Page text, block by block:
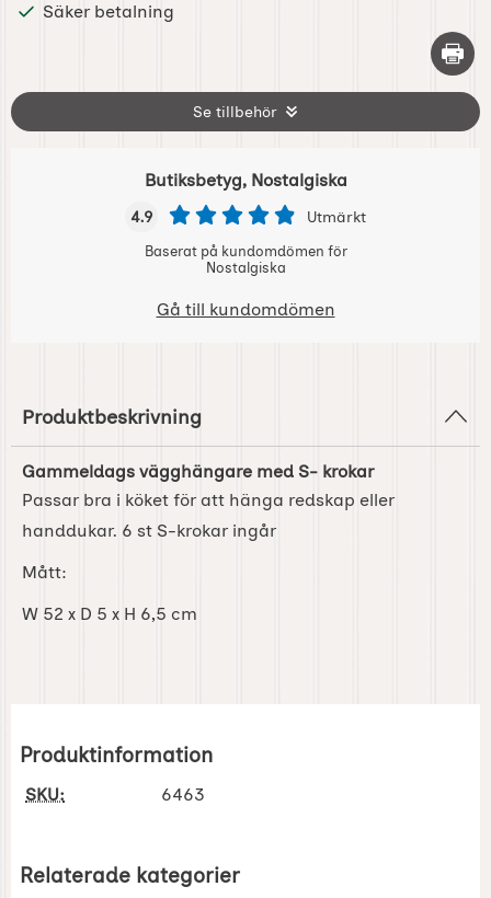
Säker betalning
Skriv
Se tillbehör
Butiksbetyg, Nostalgiska
4.9 Utmärkt
Baserat på kundomdömen för
Nostalgiska
Gå till kundomdömen
Produktbeskrivning
Gammeldags vägghängare med S- krokar
Passar bra i köket för att hänga redskap eller
handdukar. 6 st S-krokar ingår
Mått:
W 52 x D 5 x H 6,5 cm
Produktinformation
SKU: 6463
Relaterade kategorier